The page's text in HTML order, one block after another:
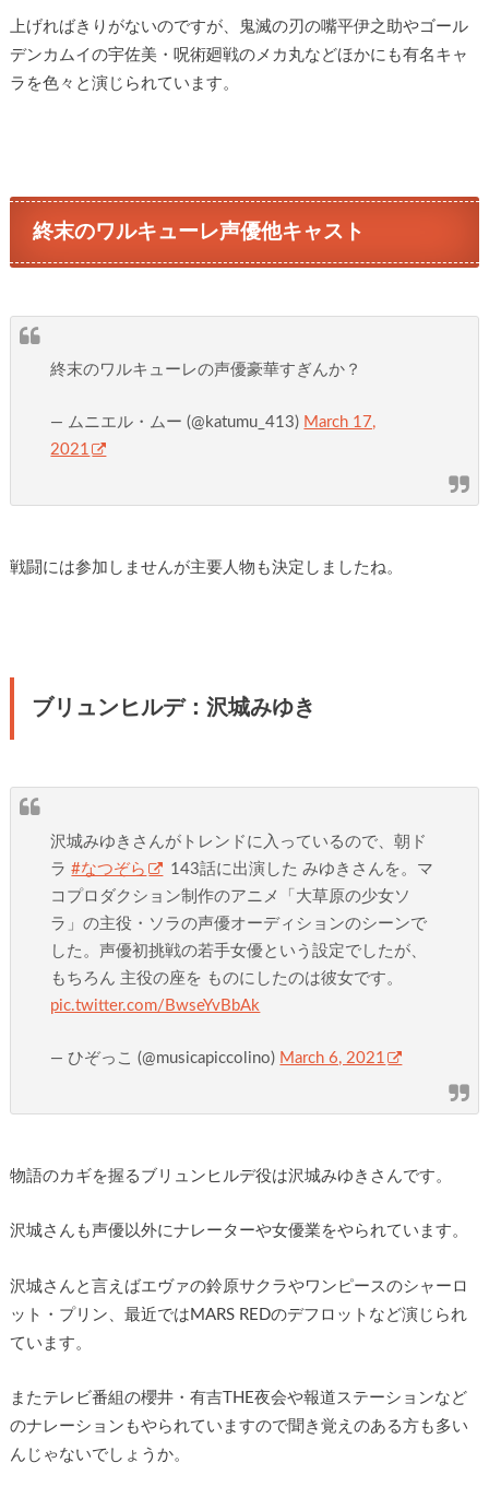
上げればきりがないのですが、鬼滅の刃の嘴平伊之助やゴール
デンカムイの宇佐美・呪術廻戦のメカ丸などほかにも有名キャ
ラを色々と演じられています。
終末のワルキューレ声優他キャスト
終末のワルキューレの声優豪華すぎんか？
— ムニエル・ムー (@katumu_413) March 17,
2021
戦闘には参加しませんが主要人物も決定しましたね。
ブリュンヒルデ：沢城みゆき
沢城みゆきさんがトレンドに入っているので、朝ド
ラ#なつぞら
143話に出演した みゆきさんを。マ
コプロダクション制作のアニメ「大草原の少女ソ
ラ」の主役・ソラの声優オーディションのシーンで
した。声優初挑戦の若手女優という設定でしたが、
もちろん 主役の座を ものにしたのは彼女です。
pic.twitter.com/BwseYvBbAk
— ひぞっこ (@musicapiccolino) March 6, 2021
物語のカギを握るブリュンヒルデ役は沢城みゆきさんです。
沢城さんも声優以外にナレーターや女優業をやられています。
沢城さんと言えばエヴァの鈴原サクラやワンピースのシャーロ
ット・プリン、最近ではMARS REDのデフロットなど演じられ
ています。
またテレビ番組の櫻井・有吉THE夜会や報道ステーションなど
のナレーションもやられていますので聞き覚えのある方も多い
んじゃないでしょうか。